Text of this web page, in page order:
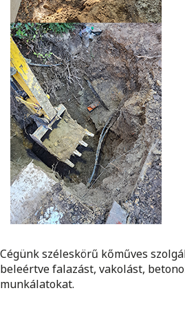
Cégünk széleskörű kőműves
beleértve falazást, vakolást,
munkálatokat.